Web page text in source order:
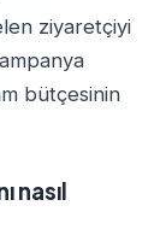
ziyaretçiyi
bütçesinin
nasıl